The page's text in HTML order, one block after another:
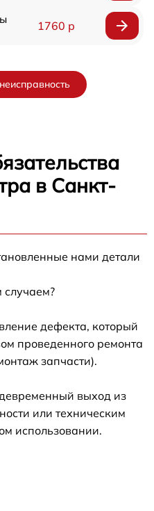
1760 р
в Санкт-
нами детали
случаем?
дефекта, который
проведенного ремонта
запчасти).
выход из
или техническим
использовании.